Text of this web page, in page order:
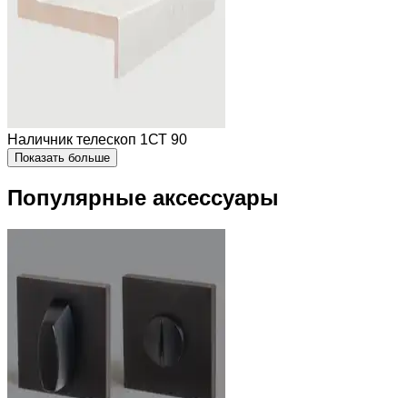
Наличник телескоп 1СТ 90
Показать больше
Популярные аксессуары